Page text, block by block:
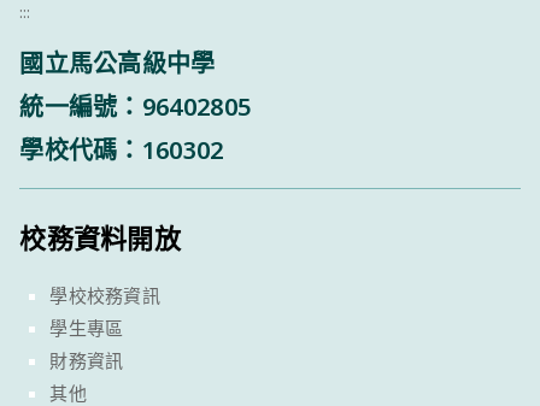
:::
國立馬公高級中學
統一編號：96402805
學校代碼：160302
校務資料開放
學校校務資訊
學生專區
財務資訊
其他